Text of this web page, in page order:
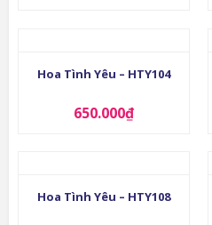
Hoa Tình Yêu – HTY104
650.000₫
Hoa Tình Yêu – HTY108